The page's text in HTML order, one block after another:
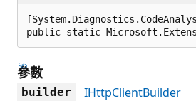
public static
參數
builder
IHttpClientBuilder